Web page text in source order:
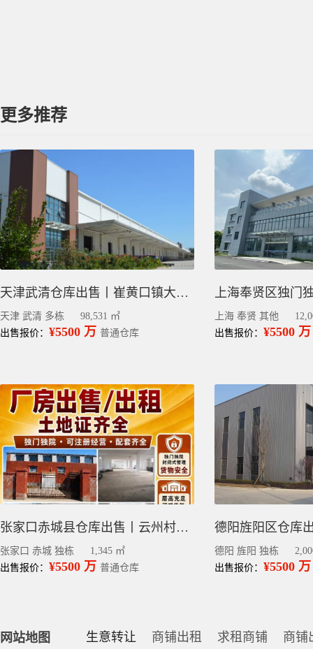
更多推荐
天津武清仓库出售丨崔黄口镇大面积多栋物流园9.85万平
天津 武清 多栋
98,531 ㎡
出售报价： ¥5500 万 普通仓库
上海 奉贤 其他
出售报价： ¥5500 万
张家口赤城县仓库出售丨云州村独门独院厂房出租 土地证齐全可注册
张家口 赤城 独栋
1,345 ㎡
出售报价： ¥5500 万 普通仓库
德阳 旌阳 独栋
出售报价： ¥5500 万
网站地图 生意转让 商铺出租 求租商铺 商铺